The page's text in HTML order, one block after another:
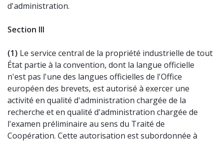
d'administration.
Section III
(1) Le service central de la propriété industrielle de tout
État partie à la convention, dont la langue officielle
n'est pas l'une des langues officielles de l'Office
européen des brevets, est autorisé à exercer une
activité en qualité d'administration chargée de la
recherche et en qualité d'administration chargée de
l'examen préliminaire au sens du Traité de
Coopération. Cette autorisation est subordonnée à